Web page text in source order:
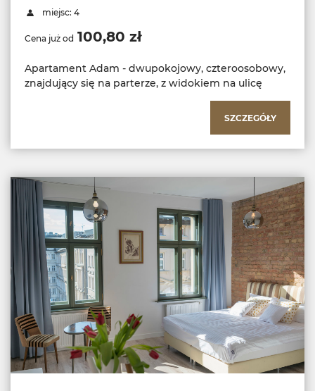
miejsc: 4
Cena już od 100,80 zł
Apartament Adam - dwupokojowy, czteroosobowy,
znajdujący się na parterze, z widokiem na ulicę
SZCZEGÓŁY